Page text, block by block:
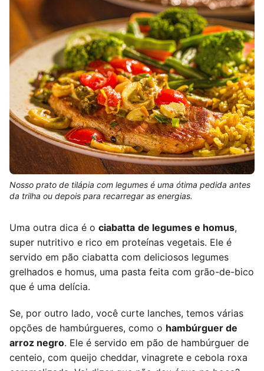
Nosso prato de tilápia com legumes é uma ótima pedida antes
da trilha ou depois para recarregar as energias.
Uma outra dica é o ciabatta de legumes e homus,
super nutritivo e rico em proteínas vegetais. Ele é
servido em pão ciabatta com deliciosos legumes
grelhados e homus, uma pasta feita com grão-de-bico
que é uma delícia.
Se, por outro lado, você curte lanches, temos várias
opções de hambúrgueres, como o hambúrguer de
arroz negro. Ele é servido em pão de hambúrguer de
centeio, com queijo cheddar, vinagrete e cebola roxa